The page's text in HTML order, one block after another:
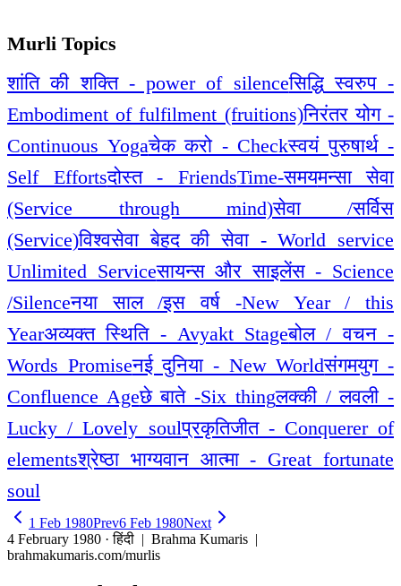
Murli Topics
शांति की शक्ति - power of silenceसिद्धि स्वरुप -
Embodiment of fulfilment (fruitions)निरंतर योग -
Continuous Yogaचेक करो - Checkस्वयं पुरुषार्थ -
Self Effortsदोस्त - FriendsTime-समयमन्सा सेवा
(Service through mind)सेवा /सर्विस
(Service)विश्वसेवा बेहद की सेवा - World service
Unlimited Serviceसायन्स और साइलेंस - Science
/Silenceनया साल /इस वर्ष -New Year / this
Yearअव्यक्त स्थिति - Avyakt Stageबोल / वचन -
Words Promiseनई दुनिया - New Worldसंगमयुग -
Confluence Ageछे बाते -Six thingलक्की / लवली -
Lucky / Lovely soulप्रकृतिजीत - Conquerer of
elementsश्रेष्ठा भाग्यवान आत्मा - Great fortunate
soul
1 Feb 1980Prev6 Feb 1980Next
4 February 1980 · हिंदी | Brahma Kumaris |
brahmakumaris.com/murlis